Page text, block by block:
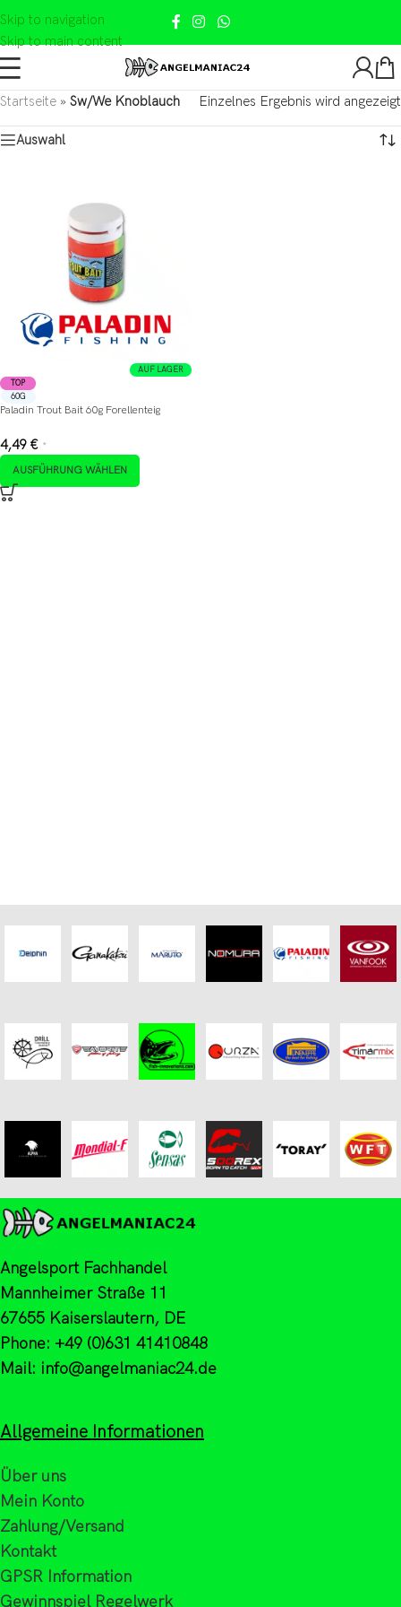
Skip to navigation
Skip to main content
Startseite » Sw/We Knoblauch Einzelnes Ergebnis wird angezeigt
Auswahl
AUF LAGER
TOP
60G
Paladin Trout Bait 60g Forellenteig
4,49 € *
AUSFÜHRUNG WÄHLEN
Angelsport Fachhandel
Mannheimer Straße 11
67655 Kaiserslautern, DE
Phone: +49 (0)631 41410848
Mail: info@angelmaniac24.de
Allgemeine Informationen
Über uns
Mein Konto
Zahlung/Versand
Kontakt
GPSR Information
Gewinnspiel Regelwerk